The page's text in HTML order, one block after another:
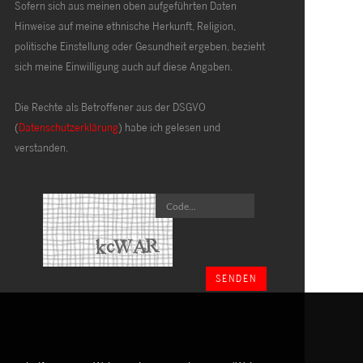
Sofern sich aus meinen oben aufgeführten Daten
Hinweise auf meine ethnische Herkunft, Religion,
politische Einstellung oder Gesundheit ergeben, bezieht
sich meine Einwilligung auch auf diese Angaben.
Die Rechte als Betroffener aus der DSGVO
(Datenschutzerklärung) habe ich gelesen und
verstanden.
SENDEN